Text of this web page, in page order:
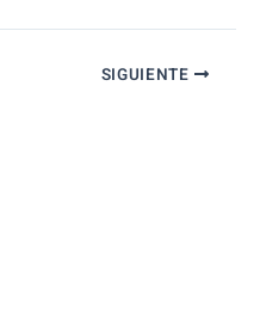
SIGUIENTE